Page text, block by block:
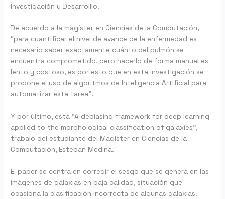
Investigación y Desarrolllo.
De acuerdo a la magíster en Ciencias de la Computación,
“para cuantificar el nivel de avance de la enfermedad es
necesario saber exactamente cuánto del pulmón se
encuentra comprometido, pero hacerlo de forma manual es
lento y costoso, es por esto que en esta investigación se
propone el uso de algoritmos de Inteligencia Artificial para
automatizar esta tarea”.
Y por último, está “A debiasing framework for deep learning
applied to the morphological classification of galaxies”,
trabajo del estudiante del Magíster en Ciencias de la
Computación, Esteban Medina.
El paper se centra en corregir el sesgo que se genera en las
imágenes de galaxias en baja calidad, situación que
ocasiona la clasificación incorrecta de algunas galaxias.